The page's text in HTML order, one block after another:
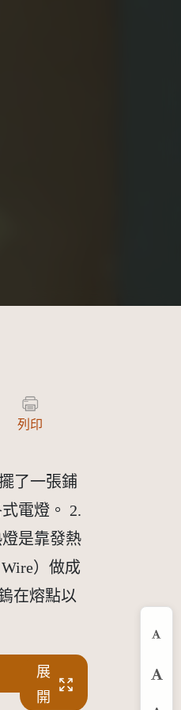
列印
了一張鋪
電燈。 2.
是靠發熱
）做成
在熔點以
展
開